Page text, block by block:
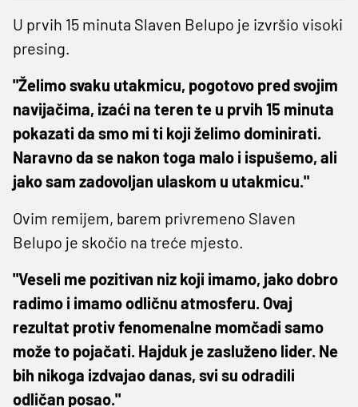
U prvih 15 minuta Slaven Belupo je izvršio visoki
presing.
"Želimo svaku utakmicu, pogotovo pred svojim
navijačima, izaći na teren te u prvih 15 minuta
pokazati da smo mi ti koji želimo dominirati.
Naravno da se nakon toga malo i ispušemo, ali
jako sam zadovoljan ulaskom u utakmicu."
Ovim remijem, barem privremeno Slaven
Belupo je skočio na treće mjesto.
"Veseli me pozitivan niz koji imamo, jako dobro
radimo i imamo odličnu atmosferu. Ovaj
rezultat protiv fenomenalne momčadi samo
može to pojačati. Hajduk je zasluženo lider. Ne
bih nikoga izdvajao danas, svi su odradili
odličan posao."